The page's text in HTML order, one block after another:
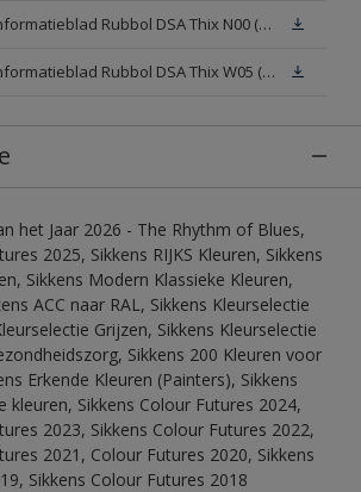
Veiligheidsinformatieblad Rubbol DSA Thix N00 (MSDS)
Veiligheidsinformatieblad Rubbol DSA Thix W05 (MSDS)
het Jaar 2026 - The Rhythm of Blues,
2025, Sikkens RIJKS Kleuren, Sikkens
Sikkens Modern Klassieke Kleuren,
ACC naar RAL, Sikkens Kleurselectie
Grijzen, Sikkens Kleurselectie
Sikkens 200 Kleuren voor
Erkende Kleuren (Painters), Sikkens
kleuren, Sikkens Colour Futures 2024,
2023, Sikkens Colour Futures 2022,
2021, Colour Futures 2020, Sikkens
Sikkens Colour Futures 2018